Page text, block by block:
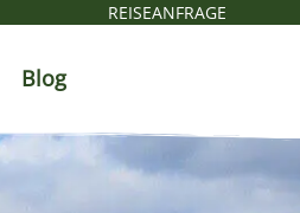
REISEANFRAGE
Blog